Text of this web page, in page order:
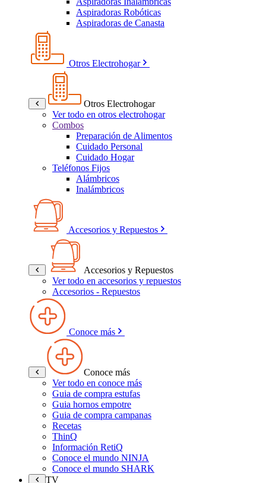
Aspiradoras Robóticas
Aspiradoras de Canasta
Otros Electrohogar
Otros Electrohogar
Ver todo en otros electrohogar
Combos
Preparación de Alimentos
Cuidado Personal
Cuidado Hogar
Teléfonos Fijos
Alámbricos
Inalámbricos
Accesorios y Repuestos
Accesorios y Repuestos
Ver todo en accesorios y repuestos
Accesorios - Repuestos
Conoce más
Conoce más
Ver todo en conoce más
Guia de compra estufas
Guia hornos empotre
Guia de compra campanas
Recetas
ThinQ
Información RetiQ
Conoce el mundo NINJA
Conoce el mundo SHARK
TV